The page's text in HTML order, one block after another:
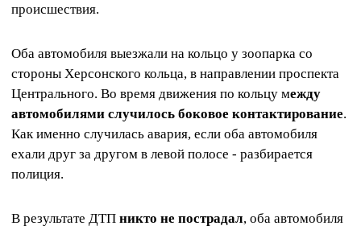
происшествия.
Оба автомобиля выезжали на кольцо у зоопарка со
стороны Херсонского кольца, в направлении проспекта
Центрального. Во время движения по кольцу между
автомобилями случилось боковое контактирование.
Как именно случилась авария, если оба автомобиля
ехали друг за другом в левой полосе - разбирается
полиция.
В результате ДТП никто не пострадал, оба автомобиля